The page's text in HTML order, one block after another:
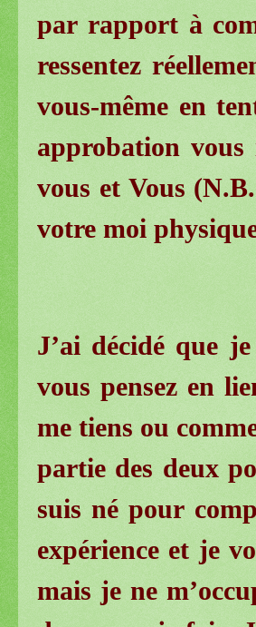
par rapport à
ressentez
vous-même en
approbation
vous et Vous
votre moi
J’ai décidé que
vous pensez en
me tiens ou
partie des deux
suis né pour
expérience et je
mais je ne